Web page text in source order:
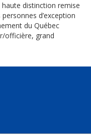
distinction remise
d’exception
du Québec
officière, grand